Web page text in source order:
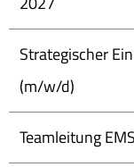
Strategischer
(m/w/d)
Teamleitung